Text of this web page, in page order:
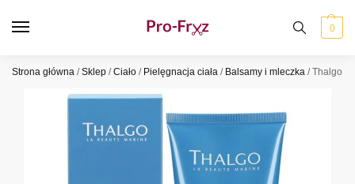
0
Strona główna /Sklep /Ciało / Pielęgnacja ciała / Balsamy i mleczka /Thalgo